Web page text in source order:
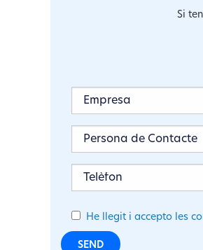
Si
He llegit i accepto les